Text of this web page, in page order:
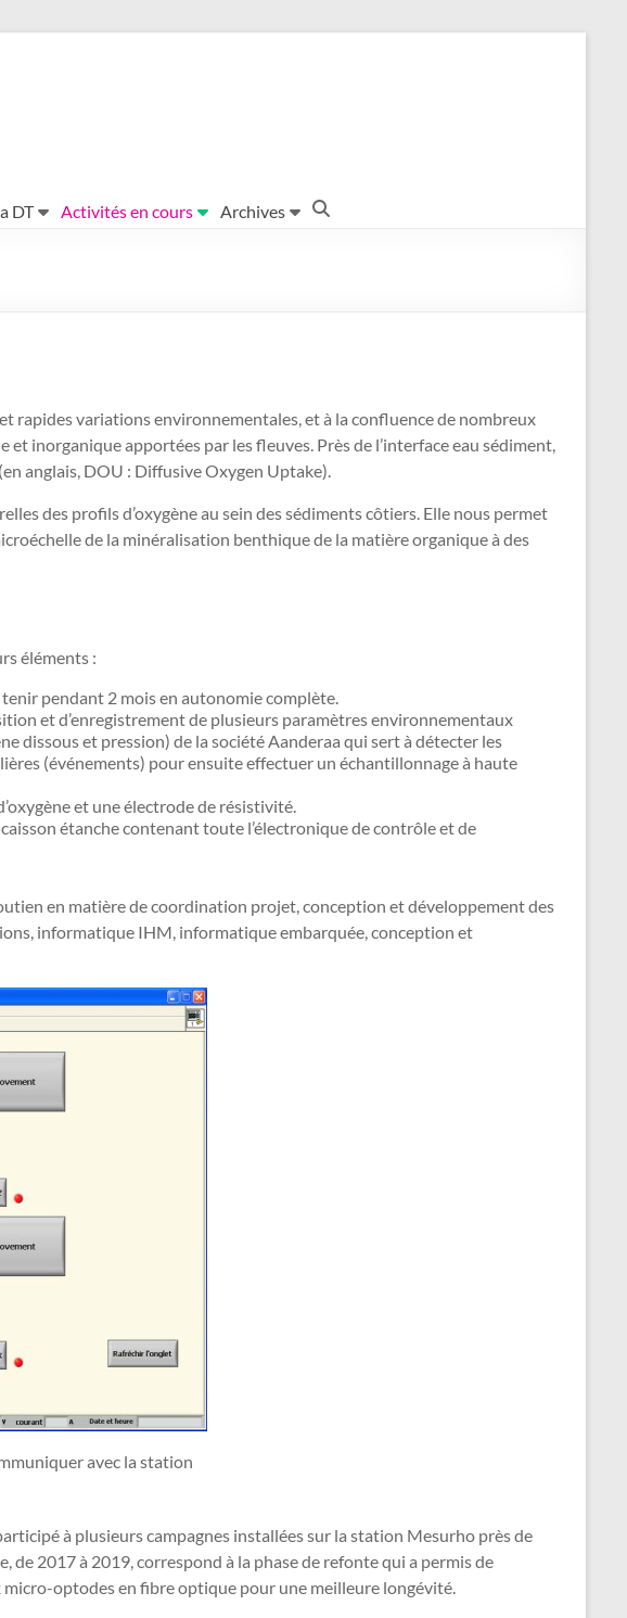
DT Activités en cours Archives
rapides variations environnementales, et à la confluence de nombreux
inorganique apportées par les fleuves. Près de l’interface eau sédiment,
anglais, DOU : Diffusive Oxygen Uptake).
des profils d’oxygène au sein des sédiments côtiers. Elle nous permet
de la minéralisation benthique de la matière organique à des
éléments :
pendant 2 mois en autonomie complète.
et d’enregistrement de plusieurs paramètres environnementaux
dissous et pression) de la société Aanderaa qui sert à détecter les
(événements) pour ensuite effectuer un échantillonnage à haute
et une électrode de résistivité.
étanche contenant toute l’électronique de contrôle et de
en matière de coordination projet, conception et développement des
informatique IHM, informatique embarquée, conception et
avec la station
à plusieurs campagnes installées sur la station Mesurho près de
de 2017 à 2019, correspond à la phase de refonte qui a permis de
micro-optodes en fibre optique pour une meilleure longévité.